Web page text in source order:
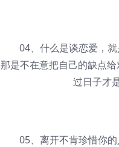
04、什么是谈恋爱，就
那是不在意把自己的缺点
过日子才
05、离开不肯珍惜你的